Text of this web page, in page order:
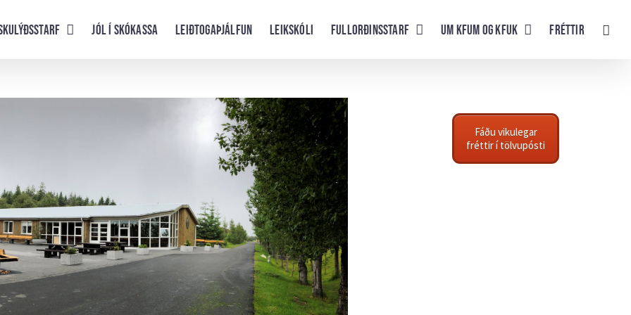
Jól í skókassa Leiðtogaþjálfun Leikskóli Fullorðinsstarf UM KFUM og KFUK Fréttir
Fáðu vikulegar
fréttir í tölvupósti